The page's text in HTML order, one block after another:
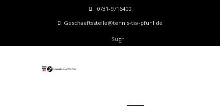
0731-9716400
Geschaeftsstelle@tennis-tsv-pfuhl.de